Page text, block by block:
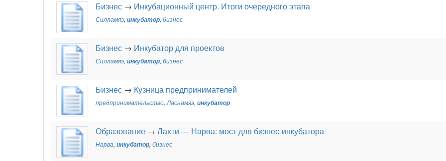
Бизнес → Инкубационный центр. Итоги очередного этапа
Силламяэ, инкубатор, бизнес
Бизнес → Инкубатор для проектов
Силламяэ, инкубатор, бизнес
Бизнес → Кузница предпринимателей
предпринимательство,Ласнамяэ, инкубатор
Образование → Лахти — Нарва: мост для бизнес-инкубатора
Нарва, инкубатор, бизнес